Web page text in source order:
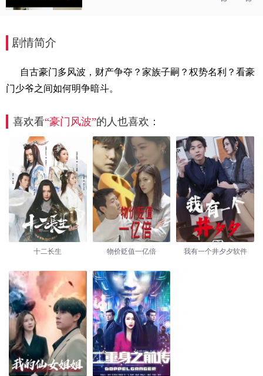
剧情简介
自古豪门多风波，财产争夺？家族子嗣？权势名利？看豪
门少爷之间如何明争暗斗。
喜欢看“豪门风波”的人也喜欢：
十二长生 物价贬值一亿倍 我有一个井夕夕软件